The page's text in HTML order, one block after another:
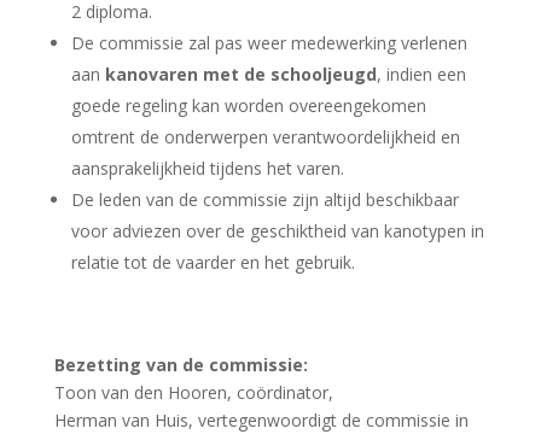
2 diploma.
De commissie zal pas weer medewerking verlenen
aan kanovaren met de schooljeugd, indien een
goede regeling kan worden overeengekomen
omtrent de onderwerpen verantwoordelijkheid en
aansprakelijkheid tijdens het varen.
De leden van de commissie zijn altijd beschikbaar
voor adviezen over de geschiktheid van kanotypen in
relatie tot de vaarder en het gebruik.
Bezetting van de commissie:
Toon van den Hooren, coördinator,
Herman van Huis, vertegenwoordigt de commissie in